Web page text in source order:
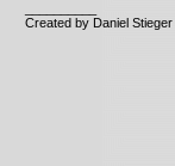
Created by Daniel